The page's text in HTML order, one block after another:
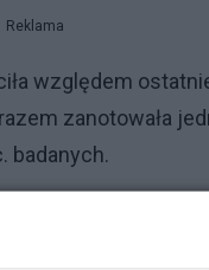
Reklama
względem
zanotowała
badanych.
głosowania
udział 35 proc.,